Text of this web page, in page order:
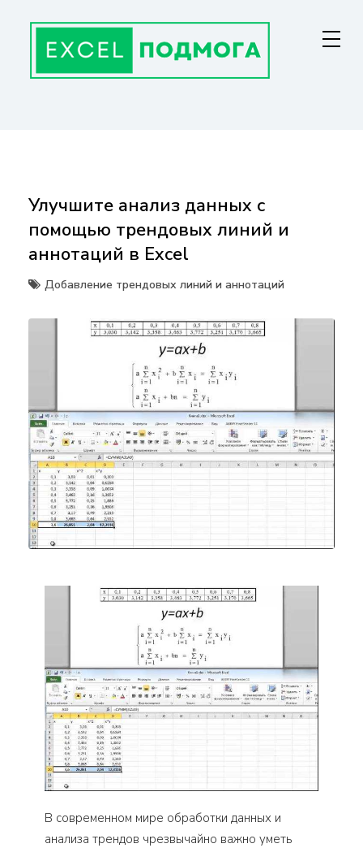
содержанию
Улучшите анализ данных с
помощью трендовых линий и
аннотаций в Excel
Добавление трендовых линий и аннотаций
В современном мире обработки данных и
анализа трендов чрезвычайно важно уметь